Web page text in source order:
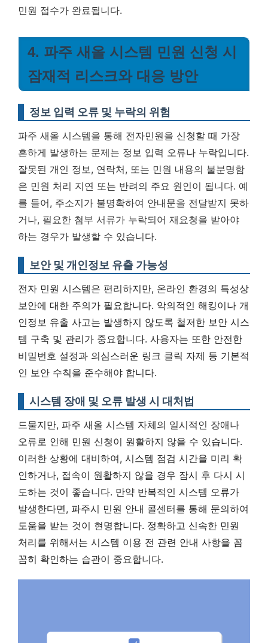
민원 접수가 완료됩니다.
4. 파주 새올 시스템 민원 신청 시
잠재적 리스크와 대응 방안
정보 입력 오류 및 누락의 위험
파주 새올 시스템을 통해 전자민원을 신청할 때 가장
흔하게 발생하는 문제는 정보 입력 오류나 누락입니다.
잘못된 개인 정보, 연락처, 또는 민원 내용의 불분명함
은 민원 처리 지연 또는 반려의 주요 원인이 됩니다. 예
를 들어, 주소지가 불명확하여 안내문을 전달받지 못하
거나, 필요한 첨부 서류가 누락되어 재요청을 받아야
하는 경우가 발생할 수 있습니다.
보안 및 개인정보 유출 가능성
전자 민원 시스템은 편리하지만, 온라인 환경의 특성상
보안에 대한 주의가 필요합니다. 악의적인 해킹이나 개
인정보 유출 사고는 발생하지 않도록 철저한 보안 시스
템 구축 및 관리가 중요합니다. 사용자는 또한 안전한
비밀번호 설정과 의심스러운 링크 클릭 자제 등 기본적
인 보안 수칙을 준수해야 합니다.
시스템 장애 및 오류 발생 시 대처법
드물지만, 파주 새올 시스템 자체의 일시적인 장애나
오류로 인해 민원 신청이 원활하지 않을 수 있습니다.
이러한 상황에 대비하여, 시스템 점검 시간을 미리 확
인하거나, 접속이 원활하지 않을 경우 잠시 후 다시 시
도하는 것이 좋습니다. 만약 반복적인 시스템 오류가
발생한다면, 파주시 민원 안내 콜센터를 통해 문의하여
도움을 받는 것이 현명합니다. 정확하고 신속한 민원
처리를 위해서는 시스템 이용 전 관련 안내 사항을 꼼
꼼히 확인하는 습관이 중요합니다.